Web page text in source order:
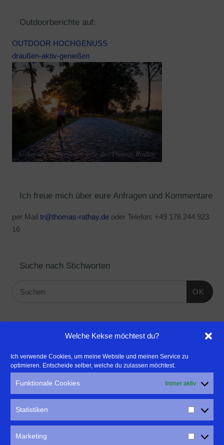
Welche Kekse möchtest du?
Ich verwende Cookies, um meine Website und meinen Service zu
optimieren. Entscheide selber, welche du zulassen möchtest.
Funktionale Cookies Immer aktiv
Statistiken
Marketing
Outdoorberichte auf:
OUTDOOR HOCHGENUSS
draußen-aktiv-genießen
Ich freue mich über eure Anfragen und Kommentare
per Mail tr@thomas-rathay.deoder Telefon: +49 176 244 923
16
Suche nach Stichworten
OK
- Für professionelle Fotografen, die ihre Stärken mehr in den
Fokus rücken wollen, empfehle ich eine Beratung durch Frau
Dr. Martina Mettner